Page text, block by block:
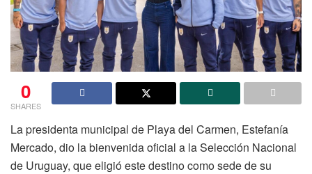
0
SHARES
La presidenta municipal de Playa del Carmen, Estefanía
Mercado, dio la bienvenida oficial a la Selección Nacional
de Uruguay, que eligió este destino como sede de su